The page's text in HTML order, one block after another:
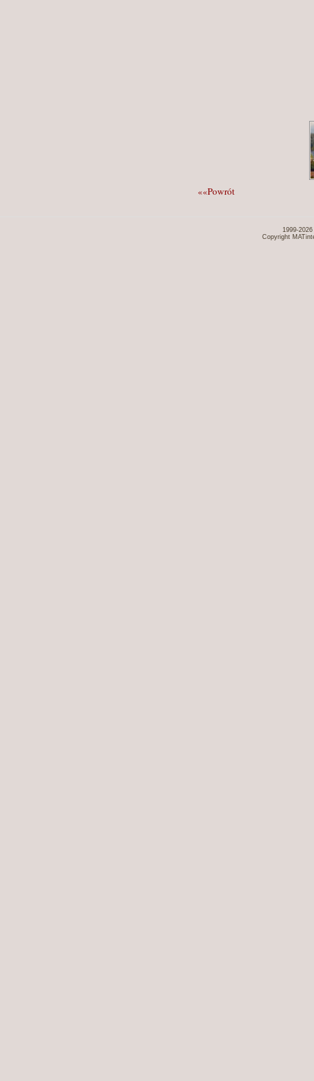
««Powrót
1999-
Copyright